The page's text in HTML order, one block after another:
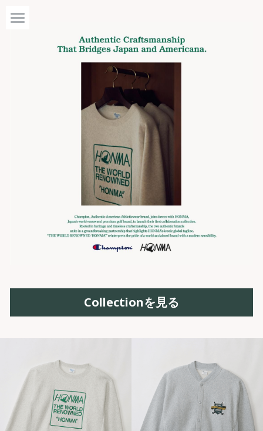
Collectionを見る